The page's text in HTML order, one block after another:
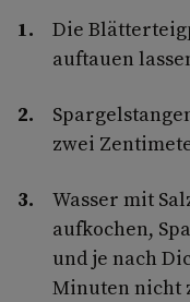
Die
auftauen
zwei
Wasser mit
aufkochen,
und je nach
Minuten nicht